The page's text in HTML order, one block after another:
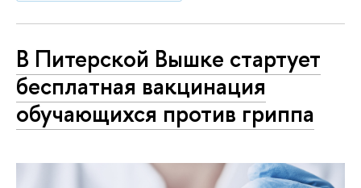
В Питерской Вышке стартует
бесплатная вакцинация
обучающихся против гриппа